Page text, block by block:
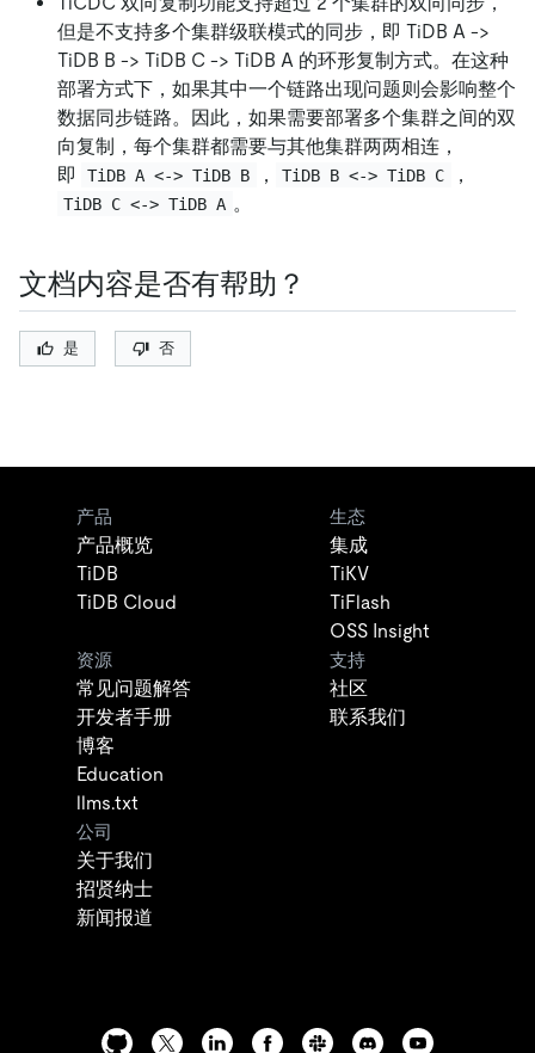
但是不支持多个集群级联模式的同步，即 TiDB A ->
TiDB B -> TiDB C -> TiDB A 的环形复制方式。在这种
部署方式下，如果其中一个链路出现问题则会影响整个
数据同步链路。因此，如果需要部署多个集群之间的双
向复制，每个集群都需要与其他集群两两相连，
即
TiDB A <-> TiDB B ， TiDB B <-> TiDB C ，
TiDB C <-> TiDB A 。
文档内容是否有帮助？
是 否
产品
产品概览
TiDB
TiDB Cloud
生态
集成
TiKV
TiFlash
OSS Insight
资源
常见问题解答
开发者手册
博客
Education
llms.txt
支持
社区
联系我们
公司
关于我们
招贤纳士
新闻报道